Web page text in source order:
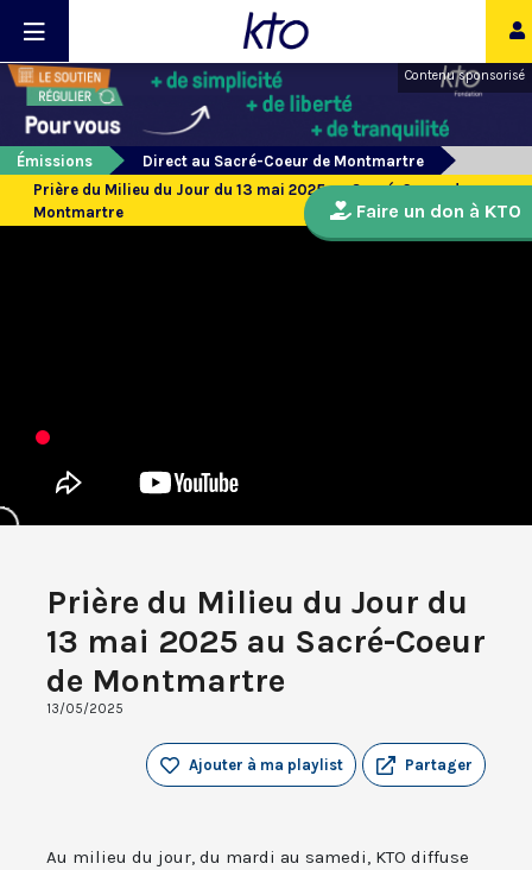
Contenu sponsorisé
Émissions
Direct au Sacré-Coeur de Montmartre
Prière du Milieu du Jour du 13 mai 2025 au Sacré-Coeur de
Montmartre
Prière du Milieu du Jour du
13 mai 2025 au Sacré-Coeur
de Montmartre
13/05/2025
Partager
Ajouter à ma playlist
Au milieu du jour, du mardi au samedi, KTO diffuse
Faire un don à KTO